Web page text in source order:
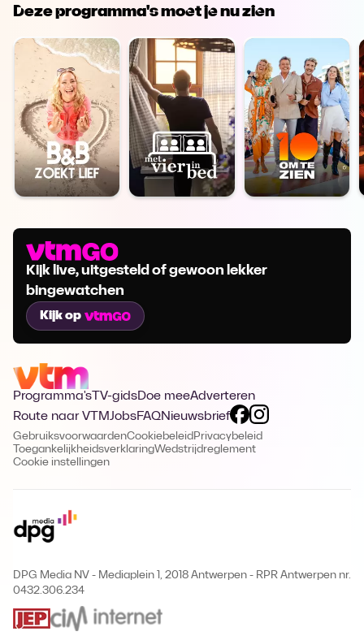
Deze programma's moet je nu zien
Kijk live, uitgesteld of gewoon lekker
bingewatchen
Kijk op
Programma's TV-gidsDoe meeAdverteren
Route naar VTMJobsFAQNieuwsbrief
GebruiksvoorwaardenCookiebeleid Privacybeleid
ToegankelijkheidsverklaringWedstrijdreglement
Cookie instellingen
DPG Media NV - Mediaplein 1, 2018 Antwerpen - RPR Antwerpen nr.
0432.306.234